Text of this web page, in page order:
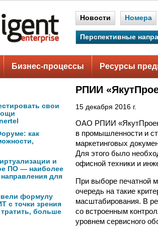
Новости Номера
Перспективные
Бизнес-процессы Ресурсы
свои
как
и
ПО — наиболее
для
формулу
с точки зрения
больше
РПИИ
15 декабря 2016 г.
ОАО РПИИ
в промышленности и
маркетинговых
Для этого было
офисной техники и
При выборе печатной
очередь на такие
масштабирования. В
со встроенным
уровнем сервисного